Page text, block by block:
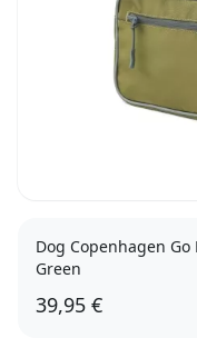
Dog Copenhagen
Green
39,95 €